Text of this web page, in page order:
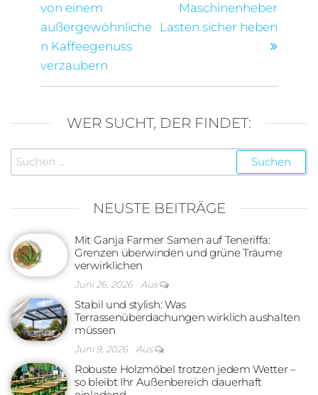
von einem
außergewöhnliche
n Kaffeegenuss
verzaubern
Maschinenheber
Lasten sicher heben
WER SUCHT, DER FINDET:
Suchen
nach:
NEUSTE BEITRÄGE
Mit Ganja Farmer Samen auf Teneriffa:
Grenzen überwinden und grüne Träume
verwirklichen
Juni 26, 2026 Aus
Stabil und stylish: Was
Terrassenüberdachungen wirklich aushalten
müssen
Juni 9, 2026 Aus
Robuste Holzmöbel trotzen jedem Wetter –
so bleibt Ihr Außenbereich dauerhaft